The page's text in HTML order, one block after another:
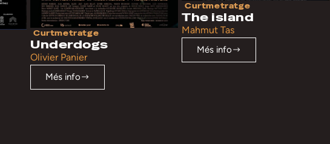
Curtmetratge
Underdogs
Olivier Panier
Més info
Curtmetratge
The island
Mahmut Tas
Més info